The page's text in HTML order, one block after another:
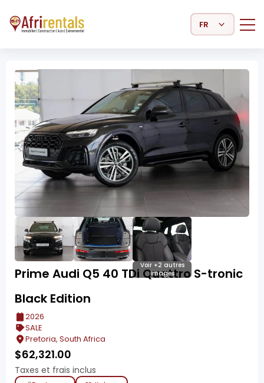
Select Language
Voir +2 autres
images
Prime Audi Q5 40 TDi Quattro S-tronic
Black Edition
2026
SALE
Pretoria, South Africa
$62,321.00
Taxes et frais inclus